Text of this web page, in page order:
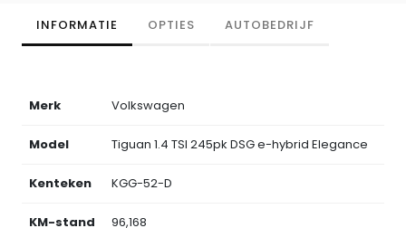
INFORMATIE OPTIES AUTOBEDRIJF
Merk Volkswagen
Model Tiguan 1.4 TSI 245pk DSG e-hybrid Elegance
Kenteken KGG-52-D
KM-stand 96,168